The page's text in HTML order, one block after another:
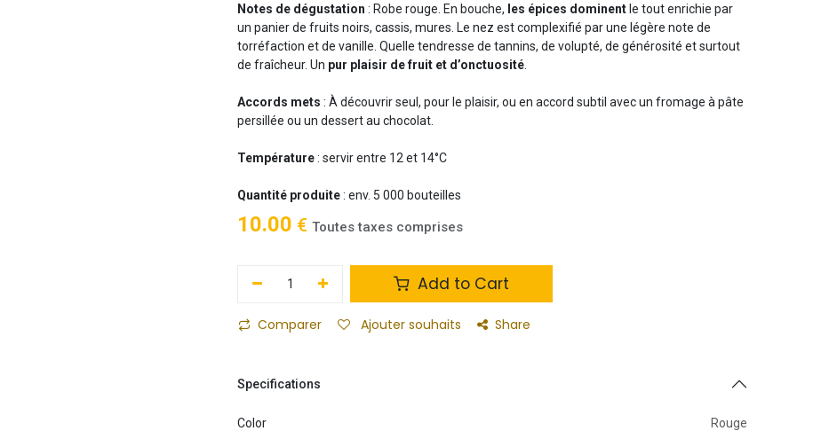
Notes de dégustation : Robe rouge. En bouche, les épices dominent le tout enrichie par
un panier de fruits noirs, cassis, mures. Le nez est complexifié par une légère note de
torréfaction et de vanille. Quelle tendresse de tannins, de volupté, de générosité et surtout
de fraîcheur. Un pur plaisir de fruit et d’onctuosité
Accords mets : À découvrir seul, pour le plaisir, ou en accord subtil avec un fromage à pâte
persillée ou un dessert au chocolat.
Température: servir entre 12 et 14°C
Quantité produite: env. 5 000 bouteilles
10.00 € Toutes taxes comprises
Add to Cart
Comparer Ajouter souhaits Share
Specifications
Color Rouge